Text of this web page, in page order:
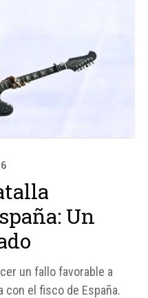
Un
un fallo favorable a
con el fisco de España.